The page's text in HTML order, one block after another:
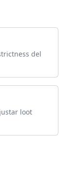
del
loot